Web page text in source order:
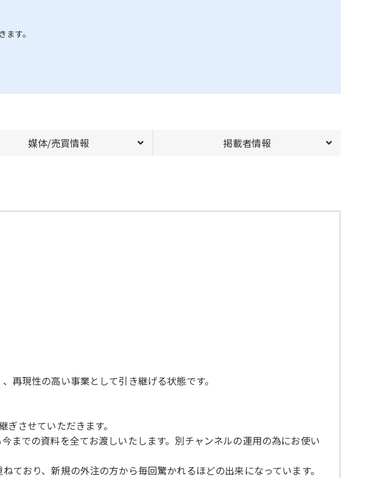
す。
媒体/売買情報 掲載者情報
再現性の高い事業として引き継げる状態です。
させていただきます。
までの資料を全てお渡しいたします。別チャンネルの運用の為にお使い
おり、新規の外注の方から毎回驚かれるほどの出来になっています。